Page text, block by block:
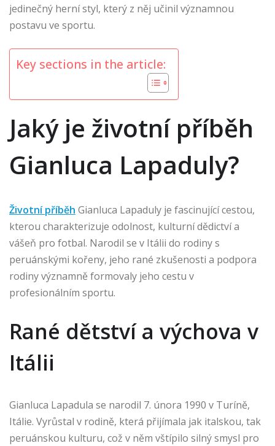
jedinečný herní styl, který z něj učinil významnou
postavu ve sportu.
Key sections in the article:
Jaký je životní příběh
Gianluca Lapaduly?
Životní příběh Gianluca Lapaduly je fascinující cestou,
kterou charakterizuje odolnost, kulturní dědictví a
vášeň pro fotbal. Narodil se v Itálii do rodiny s
peruánskými kořeny, jeho rané zkušenosti a podpora
rodiny významně formovaly jeho cestu v
profesionálním sportu.
Rané dětství a výchova v
Itálii
Gianluca Lapadula se narodil 7. února 1990 v Turíně,
Itálie. Vyrůstal v rodině, která přijímala jak italskou, tak
peruánskou kulturu, což v něm vštípilo silný smysl pro